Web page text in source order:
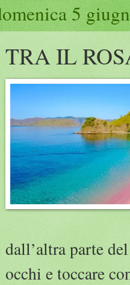
5
TRA IL
dall’altra parte
occhi e toccare